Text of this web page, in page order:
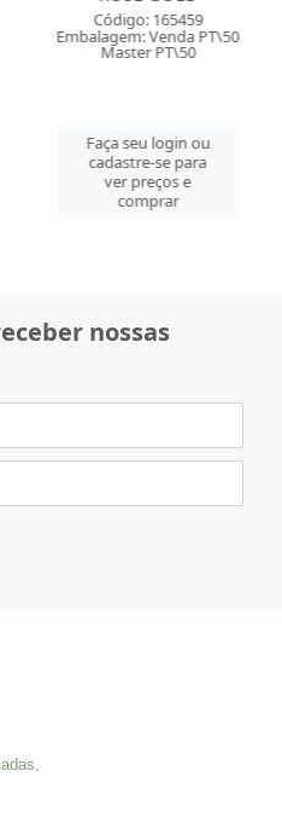
Código: 165459
Embalagem: Venda PT\50
Master PT\50
Faça seu login ou
cadastre-se para
ver preços e
comprar
nossas